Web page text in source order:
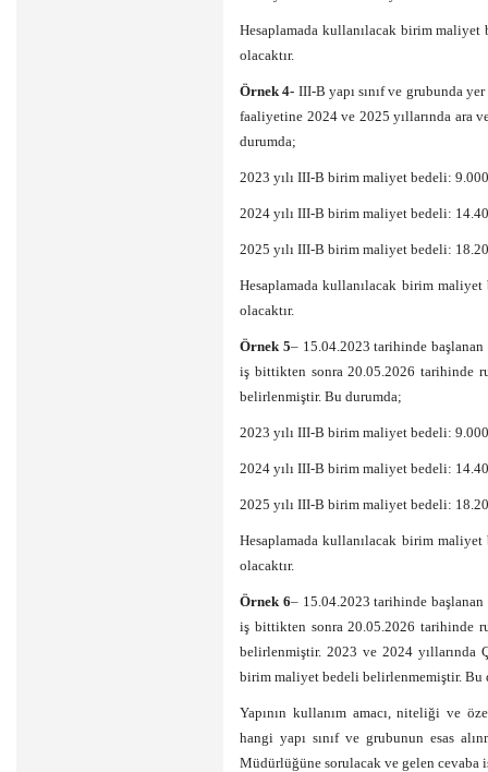
Hesaplamada kullanılacak birim
olacaktır.
Örnek 4- III-B yapı sınıf ve grubunda
faaliyetine 2024 ve 2025 yıllarında ara
durumda;
2023 yılı III-B birim maliyet bedeli:
2024 yılı III-B birim maliyet bedeli:
2025 yılı III-B birim maliyet bedeli:
Hesaplamada kullanılacak birim
olacaktır.
Örnek 5– 15.04.2023 tarihinde
iş bittikten sonra 20.05.2026 tarihinde
belirlenmiştir. Bu durumda;
2023 yılı III-B birim maliyet bedeli:
2024 yılı III-B birim maliyet bedeli:
2025 yılı III-B birim maliyet bedeli:
Hesaplamada kullanılacak birim
olacaktır.
Örnek 6– 15.04.2023 tarihinde
iş bittikten sonra 20.05.2026 tarihinde
belirlenmiştir. 2023 ve 2024
birim maliyet bedeli belirlenmemiştir. Bu
Yapının kullanım amacı, niteliği ve
hangi yapı sınıf ve grubunun esas
Müdürlüğüne sorulacak ve gelen cevaba